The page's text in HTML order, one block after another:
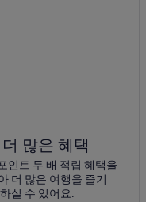
많은 혜택
인트 두 배 적립 혜택을
더 많은 여행을 즐기
실 수 있어요.